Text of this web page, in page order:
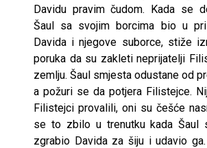
Davidu pravim čudom. Kada se
Šaul sa svojim borcima bio u
Davida i njegove suborce, stiže
poruka da su zakleti neprijatelji
zemlju. Šaul smjesta odustane od
a požuri se da potjera Filistejce.
Filistejci provalili, oni su češće
se to zbilo u trenutku kada Šaul
zgrabio Davida za šiju i udavio